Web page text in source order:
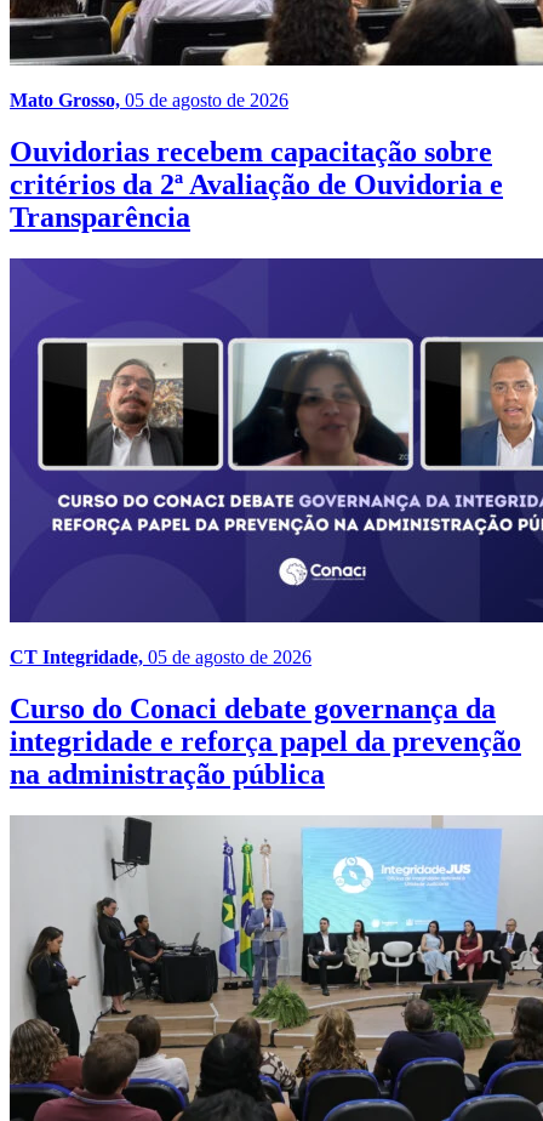
Mato Grosso, 05 de agosto de 2026
Ouvidorias recebem capacitação sobre
critérios da 2ª Avaliação de Ouvidoria e
Transparência
CT Integridade, 05 de agosto de 2026
Curso do Conaci debate governança da
integridade e reforça papel da prevenção
na administração pública